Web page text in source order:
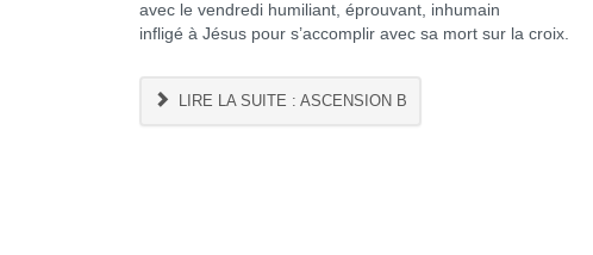
avec le vendredi humiliant, éprouvant, inhumain
infligé à Jésus pour s’accomplir avec sa mort sur la croix.
LIRE LA SUITE : ASCENSION B